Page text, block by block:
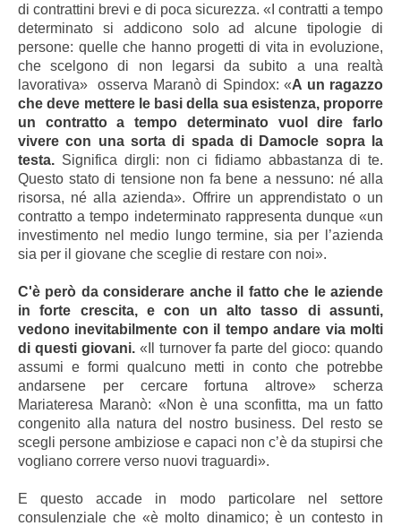
di contrattini brevi e di poca sicurezza. «I contratti a tempo
determinato si addicono solo ad alcune tipologie di
persone: quelle che hanno progetti di vita in evoluzione,
che scelgono di non legarsi da subito a una realtà
lavorativa» osserva Maranò di Spindox: «A un ragazzo
che deve mettere le basi della sua esistenza, proporre
un contratto a tempo determinato vuol dire farlo
vivere con una sorta di spada di Damocle sopra la
testa. Significa dirgli: non ci fidiamo abbastanza di te.
Questo stato di tensione non fa bene a nessuno: né alla
risorsa, né alla azienda». Offrire un apprendistato o un
contratto a tempo indeterminato rappresenta dunque «un
investimento nel medio lungo termine, sia per l’azienda
sia per il giovane che sceglie di restare con noi».
C'è però da considerare anche il fatto che le aziende
in forte crescita, e con un alto tasso di assunti,
vedono inevitabilmente con il tempo andare via molti
di questi giovani.«Il turnover fa parte del gioco: quando
assumi e formi qualcuno metti in conto che potrebbe
andarsene per cercare fortuna altrove» scherza
Mariateresa Maranò: «Non è una sconfitta, ma un fatto
congenito alla natura del nostro business. Del resto se
scegli persone ambiziose e capaci non c’è da stupirsi che
vogliano correre verso nuovi traguardi».
E questo accade in modo particolare nel settore
consulenziale che «è molto dinamico; è un contesto in